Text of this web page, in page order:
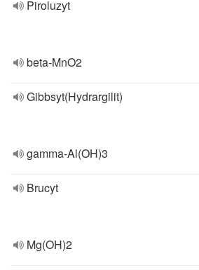
Piroluzyt
beta-MnO2
Gibbsyt(Hydrargilit)
gamma-Al(OH)3
Brucyt
Mg(OH)2